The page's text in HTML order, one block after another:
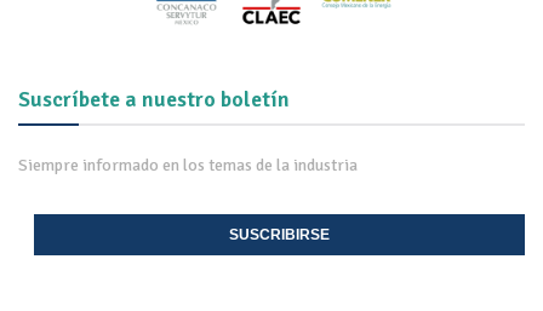
Suscríbete a nuestro boletín
Siempre informado en los temas de la industria
SUSCRIBIRSE